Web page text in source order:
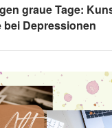
graue Tage:
bei Depressionen